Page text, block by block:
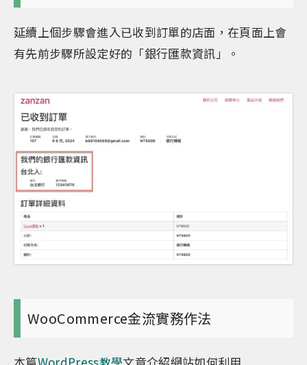
延續上個步驟會進入已收到訂單的店面，在頁面上會
有先前步驟所設定好的「銀行匯款資訊」。
WooCommerce金流實務作法